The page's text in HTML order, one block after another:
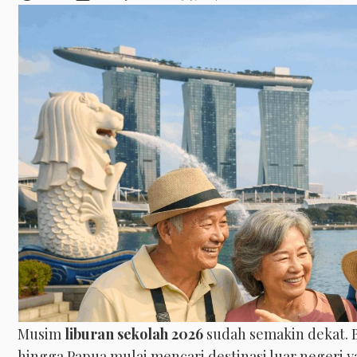
Musim liburan sekolah 2026 sudah semakin dekat.